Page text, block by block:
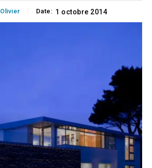
Olivier Date: 1 octobre 2014